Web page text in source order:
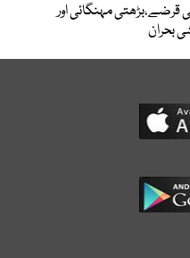
قرضے،بڑھتی مہنگائی اور
بحران